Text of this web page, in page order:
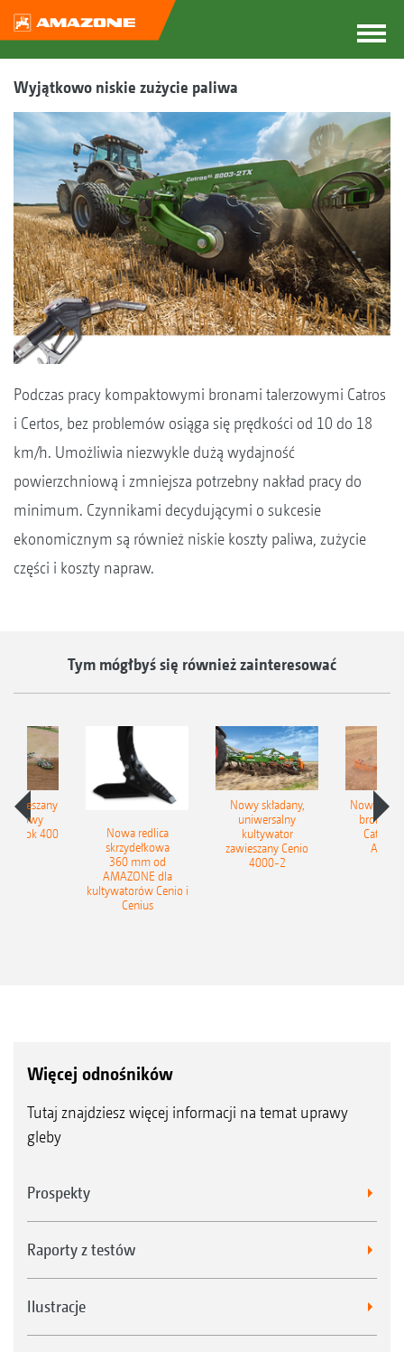
Wyjątkowo niskie zużycie paliwa
Podczas pracy kompaktowymi bronami talerzowymi Catros
i Certos, bez problemów osiąga się prędkości od 10 do 18
km/h. Umożliwia niezwykle dużą wydajność
powierzchniową i zmniejsza potrzebny nakład pracy do
minimum. Czynnikami decydującymi o sukcesie
ekonomicznym są również niskie koszty paliwa, zużycie
części i koszty napraw.
Tym mógłbyś się również zainteresować
Tyrok 400
Nowa redlica
skrzydełkowa
360 mm od
AMAZONE dla
kultywatorów Cenio i
Cenius
Nowy składany,
uniwersalny
kultywator
zawieszany Cenio
4000-2
Nowe
brony
Więcej odnośników
Tutaj znajdziesz więcej informacji na temat uprawy
gleby
Prospekty
Raporty z testów
Ilustracje